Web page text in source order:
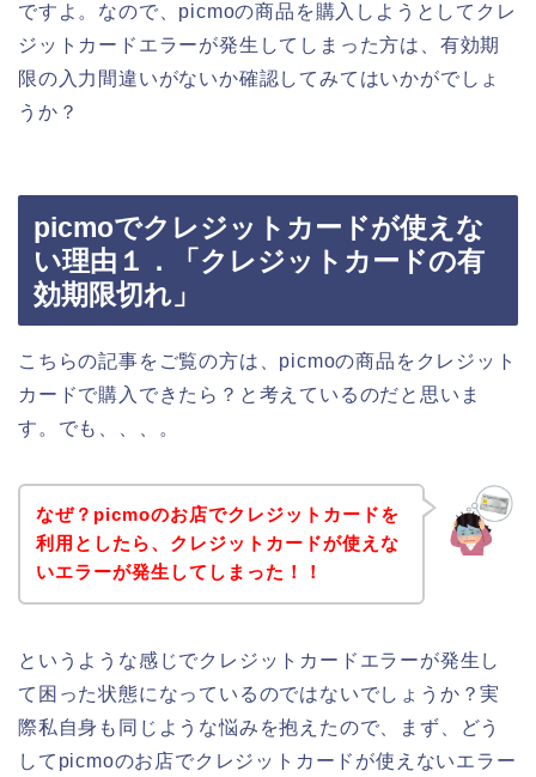
ですよ。なので、picmoの商品を購入しようとしてクレ
ジットカードエラーが発生してしまった方は、有効期
限の入力間違いがないか確認してみてはいかがでしょ
うか？
picmoでクレジットカードが使えな
い理由１．「クレジットカードの有
効期限切れ」
こちらの記事をご覧の方は、picmoの商品をクレジット
カードで購入できたら？と考えているのだと思いま
す。でも、、、。
なぜ？picmoのお店でクレジットカードを
利用としたら、クレジットカードが使えな
いエラーが発生してしまった！！
というような感じでクレジットカードエラーが発生し
て困った状態になっているのではないでしょうか？実
際私自身も同じような悩みを抱えたので、まず、どう
してpicmoのお店でクレジットカードが使えないエラー